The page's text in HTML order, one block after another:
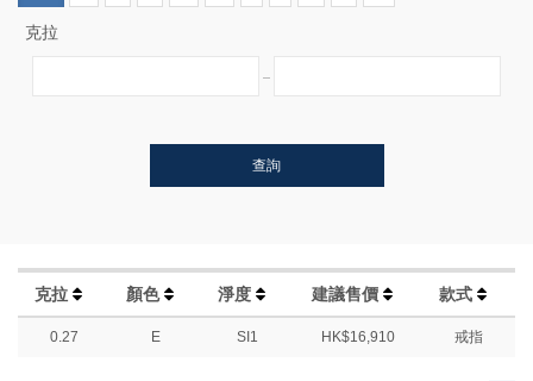
克拉
查詢
克拉 顏色 淨度 建議售價 款式
0.27 E SI1 HK$16,910 戒指